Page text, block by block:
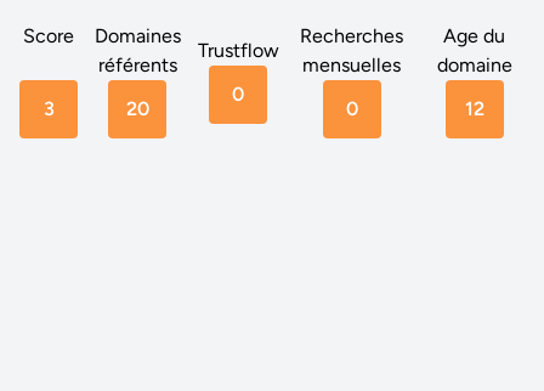
Score
3
Domaines
référents
20
Trustflow
0
Recherches
mensuelles
0
Age du
domaine
12